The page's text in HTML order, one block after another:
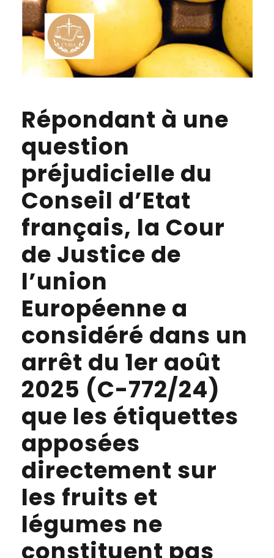
Répondant à une
question
préjudicielle du
Conseil d’Etat
français, la Cour
de Justice de
l’union
Européenne a
considéré dans un
arrêt du 1er août
2025 (C-772/24)
que les étiquettes
apposées
directement sur
les fruits et
légumes ne
constituent pas